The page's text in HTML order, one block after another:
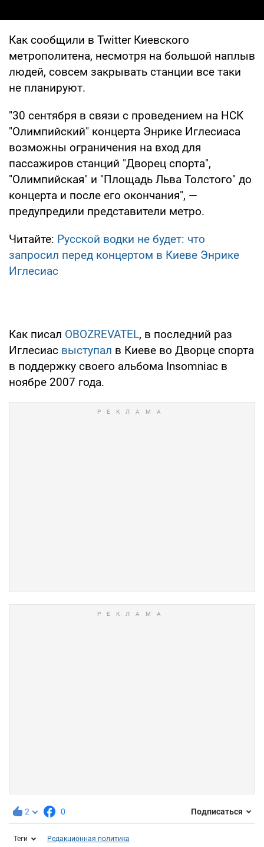
Как сообщили в Twitter Киевского
метрополитена, несмотря на большой наплыв
людей, совсем закрывать станции все таки
не планируют.
"30 сентября в связи с проведением на НСК
"Олимпийский" концерта Энрике Иглесиаса
возможны ограничения на вход для
пассажиров станций "Дворец спорта",
"Олимпийская" и "Площадь Льва Толстого" до
концерта и после его окончания", —
предупредили представители метро.
Читайте: Русской водки не будет: что
запросил перед концертом в Киеве Энрике
Иглесиас
Как писал OBOZREVATEL, в последний раз
Иглесиас выступал в Киеве во Дворце спорта
в поддержку своего альбома Insomniac в
ноябре 2007 года.
2 0 Подписаться
Теги Редакционная политика